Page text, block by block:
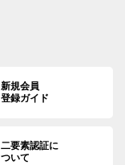
新規会員
登録ガイド
二要素認証に
ついて